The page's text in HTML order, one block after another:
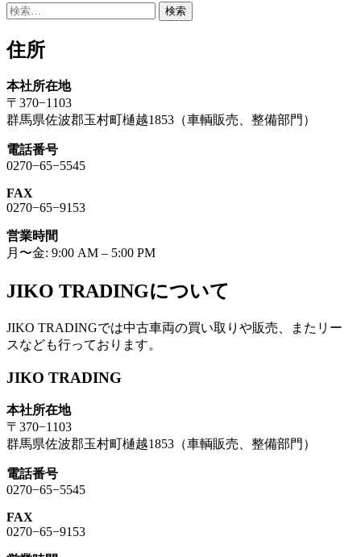
検
住所
本社所在地
〒370−1103
群馬県佐波郡玉村町樋越1853（車輌販売、整備部門）
電話番号
0270−65−5545
FAX
0270−65−9153
営業時間
月〜金: 9:00 AM – 5:00 PM
JIKO TRADINGについて
JIKO TRADINGでは中古車両の買い取りや販売、またリー
スなども行っております。
JIKO TRADING
本社所在地
〒370−1103
群馬県佐波郡玉村町樋越1853（車輌販売、整備部門）
電話番号
0270−65−5545
FAX
0270−65−9153